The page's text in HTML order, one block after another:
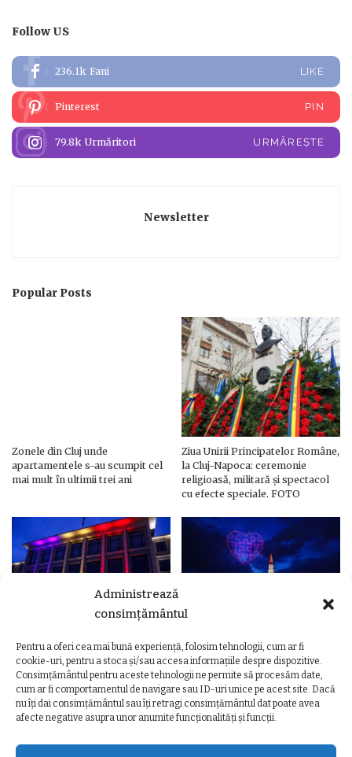
Administrează
consimțământul
Pentru a oferi cea mai bună experiență, folosim tehnologii, cum ar fi
cookie-uri, pentru a stoca și/sau accesa informațiile despre dispozitive.
Consimțământul pentru aceste tehnologii ne permite să procesăm date,
cum ar fi comportamentul de navigare sau ID-uri unice pe acest site. Dacă
nu îți dai consimțământul sau îți retragi consimțământul dat poate avea
afecte negative asupra unor anumite funcționalități și funcții.
Follow US
236.1k Fani LIKE
Pinterest PIN
79.8k Urmăritori URMĂREȘTE
Newsletter
Popular Posts
Zonele din Cluj unde
apartamentele s-au scumpit cel
mai mult în ultimii trei ani
Ziua Unirii Principatelor Române,
la Cluj-Napoca: ceremonie
religioasă, militară și spectacol
cu efecte speciale. FOTO
Ziua Unirii Principatelor Române
– Clădiri și poduri din Cluj,
iluminate în culorile drapelului
Ziua Unirii la Cluj-Napoca.
Programul complet al
evenimentelor